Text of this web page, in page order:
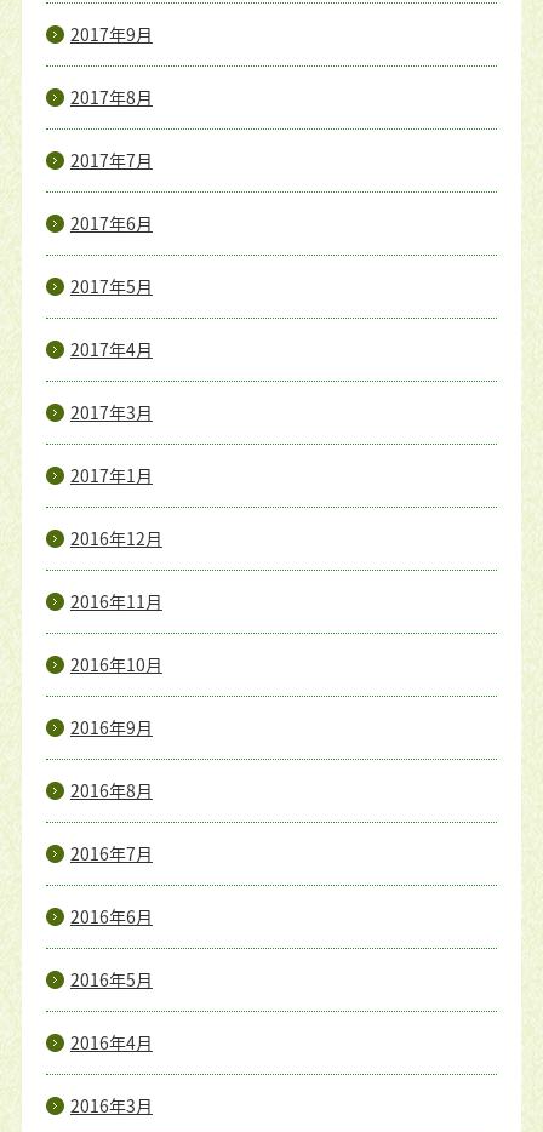
2017年9月
2017年8月
2017年7月
2017年6月
2017年5月
2017年4月
2017年3月
2017年1月
2016年12月
2016年11月
2016年10月
2016年9月
2016年8月
2016年7月
2016年6月
2016年5月
2016年4月
2016年3月